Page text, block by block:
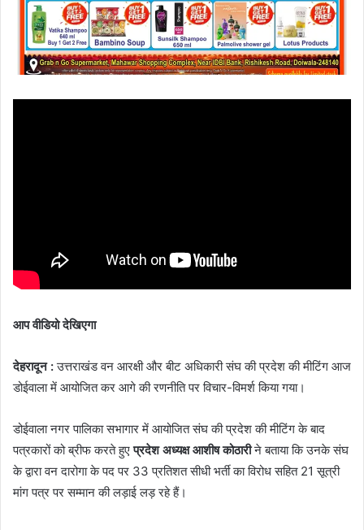
आप वीडियो देखिएगा
देहरादून :उत्तराखंड वन आरक्षी और बीट अधिकारी संघ की प्रदेश की मीटिंग आज
डोईवाला में आयोजित कर आगे की रणनीति पर विचार-विमर्श किया गया।
डोईवाला नगर पालिका सभागार में आयोजित संघ की प्रदेश की मीटिंग के बाद
पत्रकारों को ब्रीफ करते हुएप्रदेश अध्यक्ष आशीष कोठारीने बताया कि उनके संघ
के द्वारा वन दारोगा के पद पर 33 प्रतिशत सीधी भर्ती का विरोध सहित 21 सूत्री
मांग पत्र पर सम्मान की लड़ाई लड़ रहे हैं।